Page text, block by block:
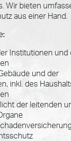
Wir bieten
aus einer Hand.
Institutionen und
und der
inkl. des
der leitenden